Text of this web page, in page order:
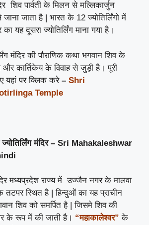
शिव पार्वती के मिलन से मल्लिकार्जुन
जाना जाता है | भारत के 12 ज्योतिर्लिंगो में
यह दूसरा ज्योतिर्लिंग माना गया है।
मंदिर की पौराणिक कथा भगवान शिव के
और कार्तिकेय के विवाह से जुड़ी है। पूरी
यहां पर क्लिक करे – Shri
Temple
मंदिर – Sri Mahakaleshwar
मध्यप्रदेश राज्य में उज्जैन नगर के मालवा
के तटपर स्थित है | हिन्दुओं का यह प्राचीन
शिव को समर्पित है | जिसमे शिव की
के रूप में की जाती है। “महाकालेश्वर” के